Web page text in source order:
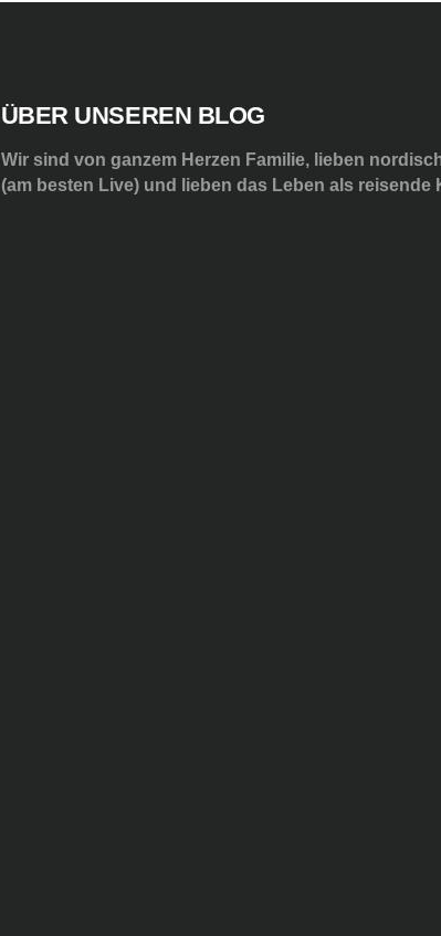
ÜBER UNSEREN BLOG
Wir sind von ganzem Herzen Familie, lieben
(am besten Live) und lieben das Leben als reisende